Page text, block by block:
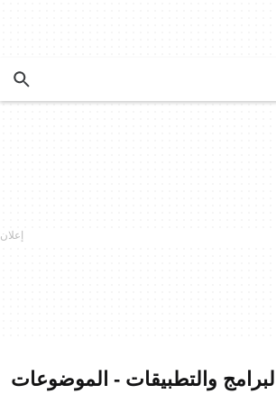
البرامج والتطبيقات - الموضوعات